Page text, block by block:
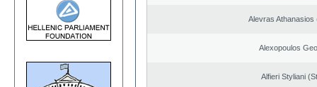
Alevras Athanasios
Alexopoulos
Alfieri Styliani